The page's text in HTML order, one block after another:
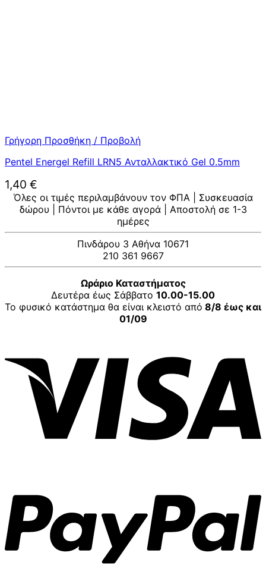
Γρήγορη Προσθήκη / Προβολή
Pentel Energel Refill LRN5 Ανταλλακτικό Gel 0.5mm
1,40 €
Όλες οι τιμές περιλαμβάνουν τον ΦΠΑ | Συσκευασία
δώρου | Πόντοι με κάθε αγορά | Αποστολή σε 1-3
ημέρες
Πινδάρου 3 Αθήνα 10671
210 361 9667
Ωράριο Καταστήματος
Δευτέρα έως Σάββατο 10.00-15.00
Το φυσικό κατάστημα θα είναι κλειστό από 8/8 έως και
01/09